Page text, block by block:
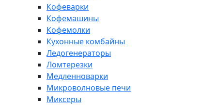
Кофеварки
Кофемашины
Кофемолки
Кухонные комбайны
Ледогенераторы
Ломтерезки
Медленноварки
Микроволновые печи
Миксеры